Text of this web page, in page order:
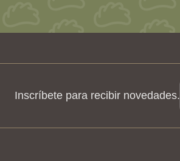
Inscríbete para recibir novedades.